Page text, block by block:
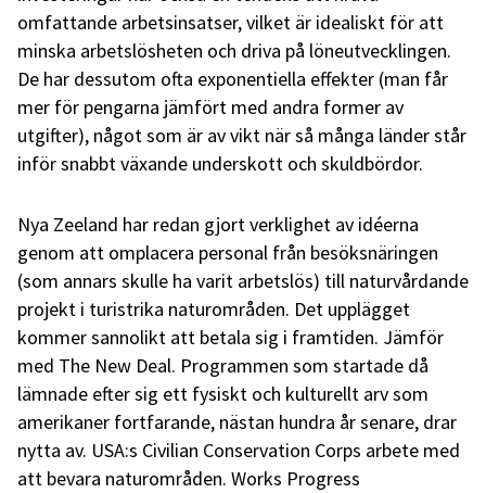
omfattande arbetsinsatser, vilket är idealiskt för att
minska arbetslösheten och driva på löneutvecklingen.
De har dessutom ofta exponentiella effekter (man får
mer för pengarna jämfört med andra former av
utgifter), något som är av vikt när så många länder står
inför snabbt växande underskott och skuldbördor.
Nya Zeeland har redan gjort verklighet av idéerna
genom att omplacera personal från besöksnäringen
(som annars skulle ha varit arbetslös) till naturvårdande
projekt i turistrika naturområden. Det upplägget
kommer sannolikt att betala sig i framtiden. Jämför
med The New Deal. Programmen som startade då
lämnade efter sig ett fysiskt och kulturellt arv som
amerikaner fortfarande, nästan hundra år senare, drar
nytta av. USA:s Civilian Conservation Corps arbete med
att bevara naturområden. Works Progress